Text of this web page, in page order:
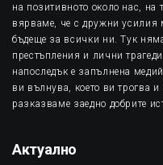
на позитивното около нас, на
вярваме, че с дружни усилия
бъдеще за всички ни. Тук
престъпления и лични
напоследък е запълнена
ви вълнува, което ви трогва
разказваме заедно добрите
Актуално